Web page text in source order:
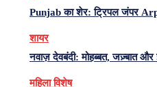
Punjab का शेर: ट्रिपल जंपर
शायर
नवाज़ देवबंदी: मोहब्बत, जज़्बात
महिला विशेष